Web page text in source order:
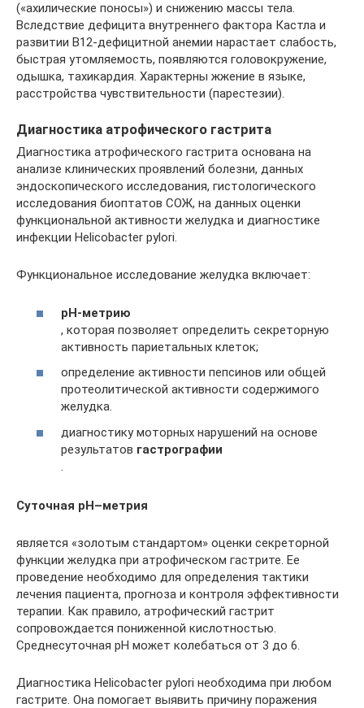
(«ахилические поносы») и снижению массы тела.
Вследствие дефицита внутреннего фактора Кастла и
развитии В12-дефицитной анемии нарастает слабость,
быстрая утомляемость, появляются головокружение,
одышка, тахикардия. Характерны жжение в языке,
расстройства чувствительности (парестезии).
Диагностика атрофического гастрита
Диагностика атрофического гастрита основана на
анализе клинических проявлений болезни, данных
эндоскопического исследования, гистологического
исследования биоптатов СОЖ, на данных оценки
функциональной активности желудка и диагностике
инфекции Helicobacter pylori.
Функциональное исследование желудка включает:
рН-метрию
, которая позволяет определить секреторную
активность париетальных клеток;
определение активности пепсинов или общей
протеолитической активности содержимого
желудка.
диагностику моторных нарушений на основе
результатов гастрографии
.
Суточная рН–метрия
является «золотым стандартом» оценки секреторной
функции желудка при атрофическом гастрите. Ее
проведение необходимо для определения тактики
лечения пациента, прогноза и контроля эффективности
терапии. Как правило, атрофический гастрит
сопровождается пониженной кислотностью.
Среднесуточная рН может колебаться от 3 до 6.
Диагностика Helicobacter pylori необходима при любом
гастрите. Она помогает выявить причину поражения